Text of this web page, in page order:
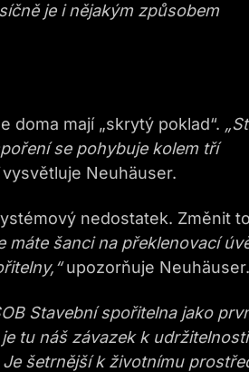
jei nějakým způsobem
doma mají „skrytý poklad“. „S
se pohybuje kolem tří
Neuhäuser.
nedostatek. Změnit
máte šancina překlenovací
,“upozorňuje Neuhäuser.
Stavební spořitelna jako
tunáš závazek k udržitelnosti
Je šetrnější k životnímu